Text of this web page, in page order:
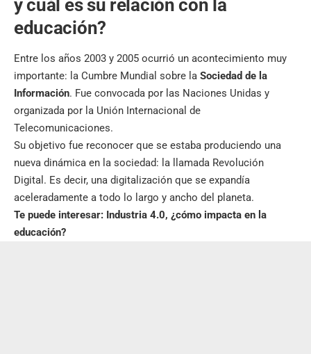
y cuál es su relación con la
educación?
Entre los años 2003 y 2005 ocurrió un acontecimiento muy
importante: la Cumbre Mundial sobre la Sociedad de la
Información. Fue convocada por las Naciones Unidas y
organizada por la Unión Internacional de
Telecomunicaciones.
Su objetivo fue reconocer que se estaba produciendo una
nueva dinámica en la sociedad: la llamada Revolución
Digital. Es decir, una digitalización que se expandía
aceleradamente a todo lo largo y ancho del planeta.
Te puede interesar: Industria 4.0, ¿cómo impacta en la
educación?